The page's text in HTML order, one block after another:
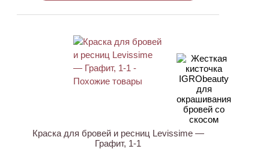
Краска для бровей и ресниц Levissime —
Графит, 1-1